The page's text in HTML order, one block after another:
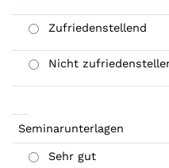
Zufriedenstellend
Nicht
Seminarunterlagen
Sehr gut